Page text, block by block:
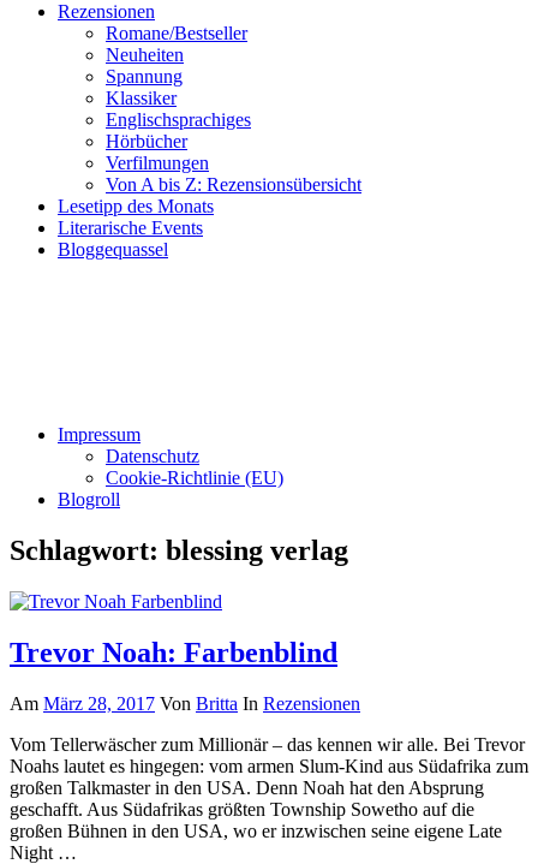
Rezensionen
Romane/Bestseller
Neuheiten
Spannung
Klassiker
Englischsprachiges
Hörbücher
Verfilmungen
Von A bis Z: Rezensionsübersicht
Lesetipp des Monats
Literarische Events
Bloggequassel
Impressum
Datenschutz
Cookie-Richtlinie (EU)
Blogroll
Schlagwort: blessing verlag
Trevor Noah: Farbenblind
Am März 28, 2017 Von Britta In Rezensionen
Vom Tellerwäscher zum Millionär – das kennen wir alle. Bei Trevor
Noahs lautet es hingegen: vom armen Slum-Kind aus Südafrika zum
großen Talkmaster in den USA. Denn Noah hat den Absprung
geschafft. Aus Südafrikas größten Township Sowetho auf die
großen Bühnen in den USA, wo er inzwischen seine eigene Late
Night …